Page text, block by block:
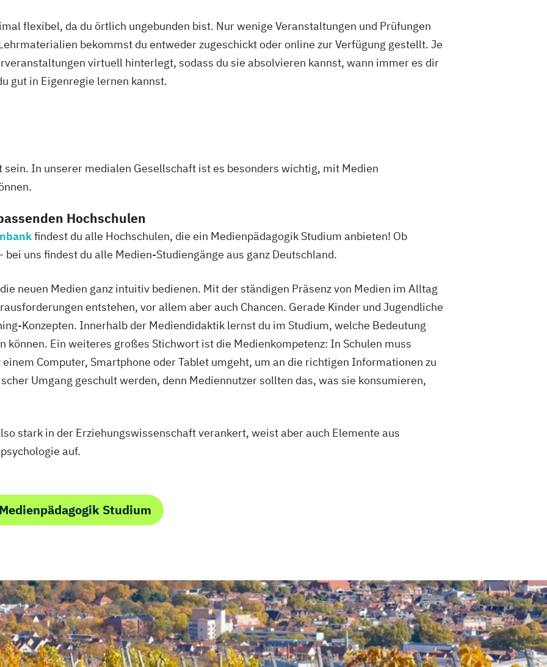
flexibel, da du örtlich ungebunden bist. Nur wenige Veranstaltungen und Prüfungen
bekommst du entweder zugeschickt oder online zur Verfügung gestellt. Je
virtuell hinterlegt, sodass du sie absolvieren kannst, wann immer es dir
gut in Eigenregie lernen kannst.
In unserer medialen Gesellschaft ist es besonders wichtig, mit Medien
Hochschulen
findest du alle Hochschulen, die ein Medienpädagogik Studium anbieten! Ob
bei uns findest du alle Medien-Studiengänge aus ganz Deutschland.
neuen Medien ganz intuitiv bedienen. Mit der ständigen Präsenz von Medien im Alltag
entstehen, vor allem aber auch Chancen. Gerade Kinder und Jugendliche
Konzepten. Innerhalb der Mediendidaktik lernst du im Studium, welche Bedeutung
können. Ein weiteres großes Stichwort ist die Medienkompetenz: In Schulen muss
Computer, Smartphone oder Tablet umgeht, um an die richtigen Informationen zu
Umgang geschult werden, denn Mediennutzer sollten das, was sie konsumieren,
stark in der Erziehungswissenschaft verankert, weist aber auch Elemente aus
auf.
Studium